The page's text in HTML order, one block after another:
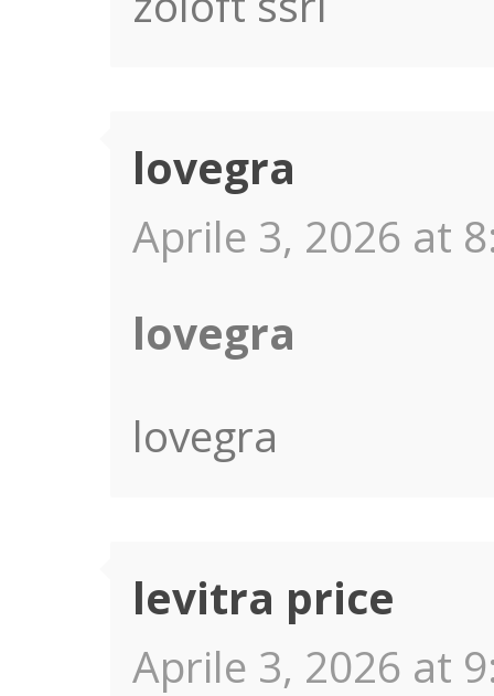
lovegra
Aprile 3, 2026 at
lovegra
lovegra
levitra price
Aprile 3, 2026 at